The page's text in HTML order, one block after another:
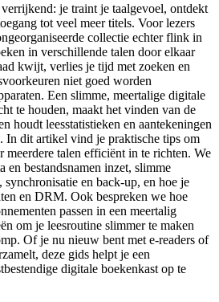
je traint je taalgevoel, ontdekt
tot veel meer titels. Voor lezers
collectie echter flink in
in verschillende talen door elkaar
kwijt, verlies je tijd met zoeken en
niet goed worden
Een slimme, meertalige digitale
te houden, maakt het vinden van de
houdt leesstatistieken en aantekeningen
In dit artikel vind je praktische tips om
meerdere talen efficiënt in te richten. We
en bestandsnamen inzet, slimme
synchronisatie en back-up, en hoe je
en DRM. Ook bespreken we hoe
passen in een meertalig
om je leesroutine slimmer te maken
Of je nu nieuw bent met e-readers of
deze gids helpt je een
digitale boekenkast op te